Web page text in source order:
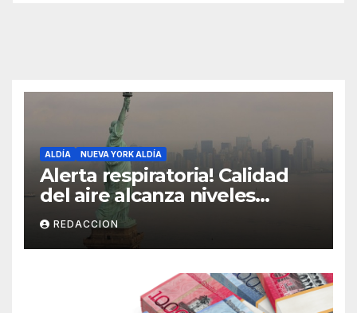
ALDÍA NUEVA YORK ALDÍA
Alerta respiratoria! Calidad
del aire alcanza niveles
peligrosos en NYC
REDACCION